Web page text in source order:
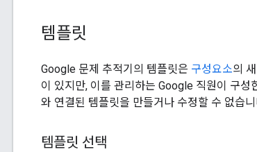
템플릿
Google 문제 추적기의 템플릿은 구성요소의
이 있지만, 이를 관리하는 Google 직원이 구
와 연결된 템플릿을 만들거나 수정할 수 없습니
템플릿 선택